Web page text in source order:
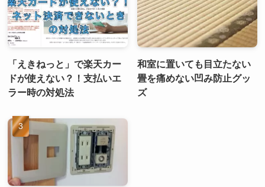
「えきねっと」で楽天カー
ドが使えない？！支払いエ
ラー時の対処法
和室に置いても目立たない
畳を痛めない凹み防止グッ
ズ